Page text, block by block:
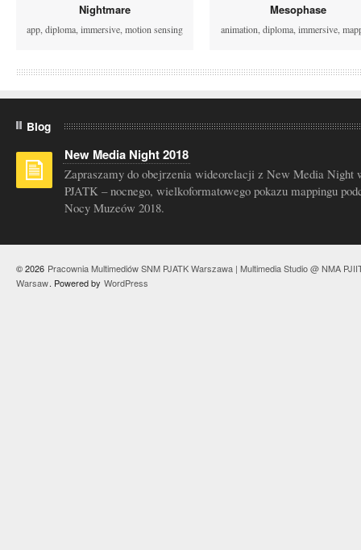
Nightmare
app diploma immersive motion sensing
Mesophase
animation diploma immersive
Blog
New Media Night 2018
Zapraszamy do obejrzenia wideorelacji z New Media Night
PJATK – nocnego, wielkoformatowego pokazu mappingu
Nocy Muzeów 2018.
© 2026 Pracownia Multimediów SNM PJATK Warszawa | Multimedia Studio @ NMA
Warsaw. Powered by WordPress